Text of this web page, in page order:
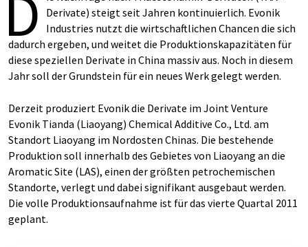
Derivate) steigt seit Jahren kontinuierlich. Evonik
Industries nutzt die wirtschaftlichen Chancen die sich
dadurch ergeben, und weitet die Produktionskapazitäten für
diese speziellen Derivate in China massiv aus. Noch in diesem
Jahr soll der Grundstein für ein neues Werk gelegt werden.
Derzeit produziert Evonik die Derivate im Joint Venture
Evonik Tianda (Liaoyang) Chemical Additive Co., Ltd. am
Standort Liaoyang im Nordosten Chinas. Die bestehende
Produktion soll innerhalb des Gebietes von Liaoyang an die
Aromatic Site (LAS), einen der größten petrochemischen
Standorte, verlegt und dabei signifikant ausgebaut werden.
Die volle Produktionsaufnahme ist für das vierte Quartal 2011
geplant.